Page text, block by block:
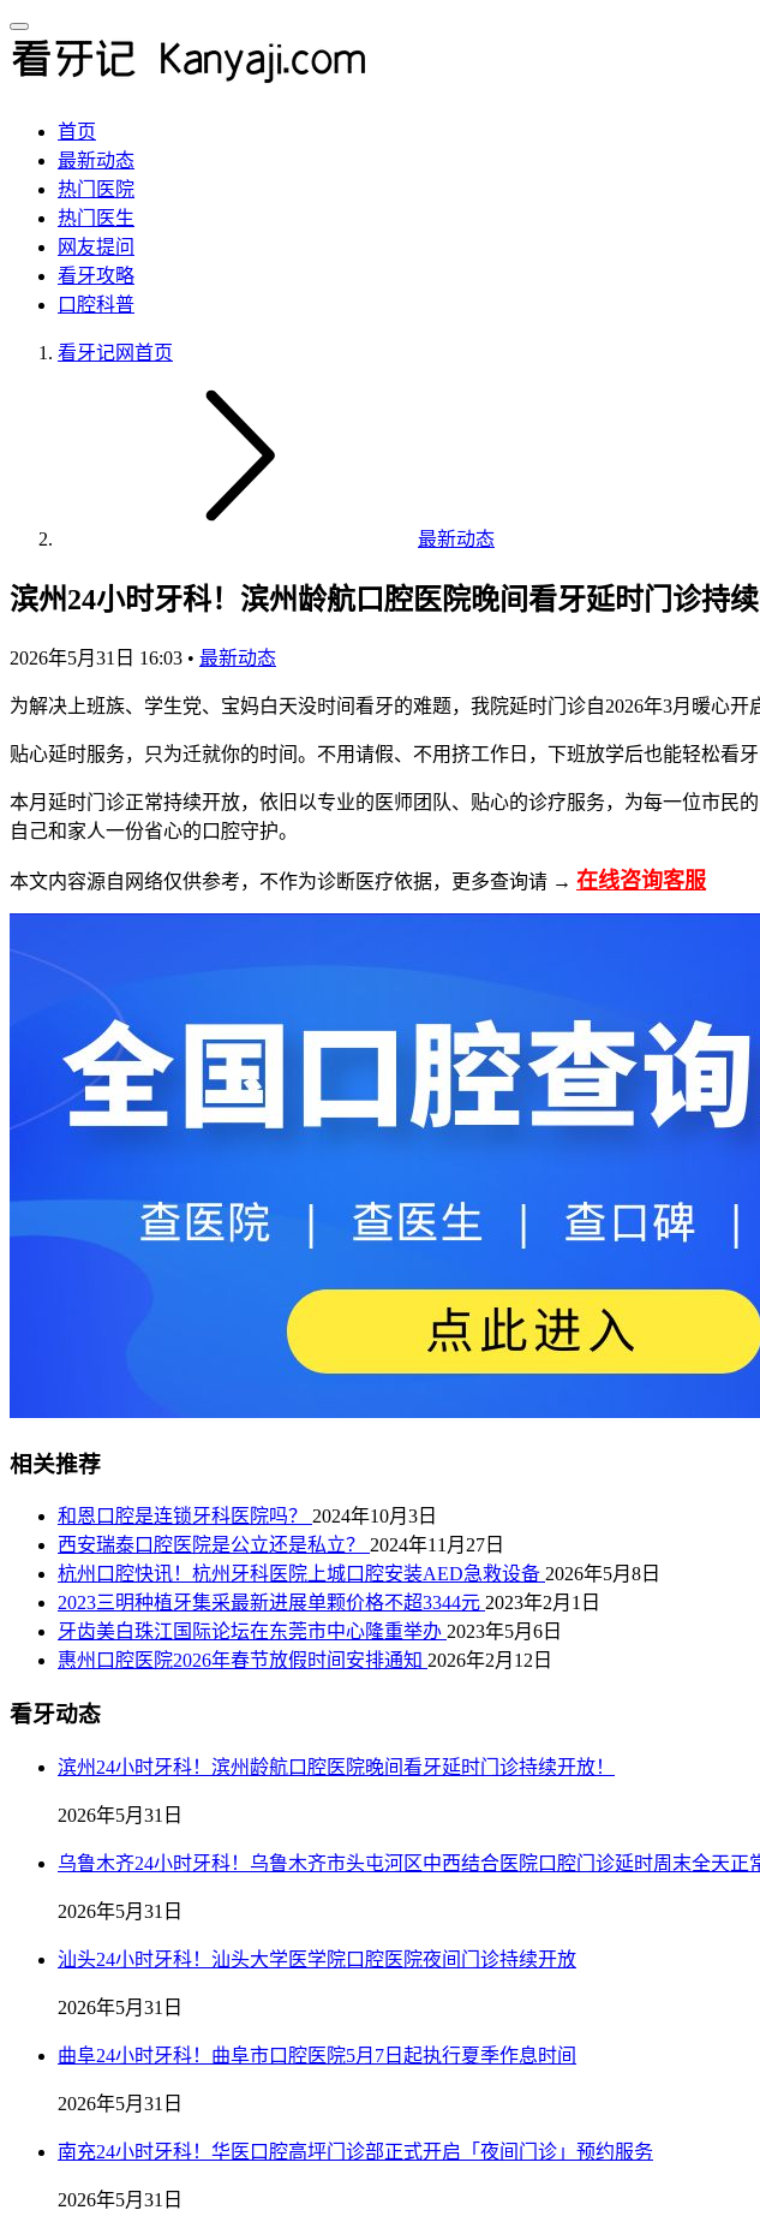
首页
最新动态
热门医院
热门医生
网友提问
看牙攻略
口腔科普
看牙记网首页
最新动态
滨州24小时牙科！滨州龄航口腔医院晚间看牙延时门诊持续
2026年5月31日 16:03 • 最新动态
为解决上班族、学生党、宝妈白天没时间看牙的难题，我院延时门诊自2026年3月暖心开
贴心延时服务，只为迁就你的时间。不用请假、不用挤工作日，下班放学后也能轻松看
本月延时门诊正常持续开放，依旧以专业的医师团队、贴心的诊疗服务，为每一位市
自己和家人一份省心的口腔守护。
本文内容源自网络仅供参考，不作为诊断医疗依据，更多查询请 → 在线咨询客服
相关推荐
和恩口腔是连锁牙科医院吗？ 2024年10月3日
西安瑞泰口腔医院是公立还是私立？ 2024年11月27日
杭州口腔快讯！杭州牙科医院上城口腔安装AED急救设备 2026年5月8日
2023三明种植牙集采最新进展单颗价格不超3344元 2023年2月1日
牙齿美白珠江国际论坛在东莞市中心隆重举办 2023年5月6日
惠州口腔医院2026年春节放假时间安排通知 2026年2月12日
看牙动态
滨州24小时牙科！滨州龄航口腔医院晚间看牙延时门诊持续开放！
2026年5月31日
乌鲁木齐24小时牙科！乌鲁木齐市头屯河区中西结合医院口腔门诊延时周末全天正
2026年5月31日
汕头24小时牙科！汕头大学医学院口腔医院夜间门诊持续开放
2026年5月31日
曲阜24小时牙科！曲阜市口腔医院5月7日起执行夏季作息时间
2026年5月31日
南充24小时牙科！华医口腔高坪门诊部正式开启「夜间门诊」预约服务
2026年5月31日